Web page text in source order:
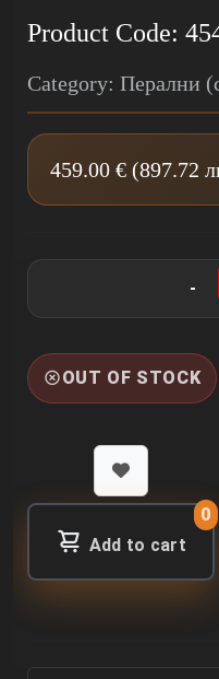
Product Code:
Category: Перални
459.00 € (897.72
OUT OF STOCK
Add to cart
0